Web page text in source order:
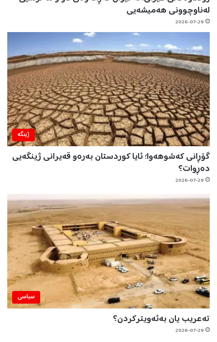
لەناوچوونی هەمیشەیی
2026-07-29
ژینگه‌
گۆڕانی کەشوهەوا؛ ئایا کوردستان بەرەو قەیرانی ژینگەیی
دەڕوات؟
2026-07-29
سیاسی
تەعریب یان بەئەویترکردن؟
2026-07-29